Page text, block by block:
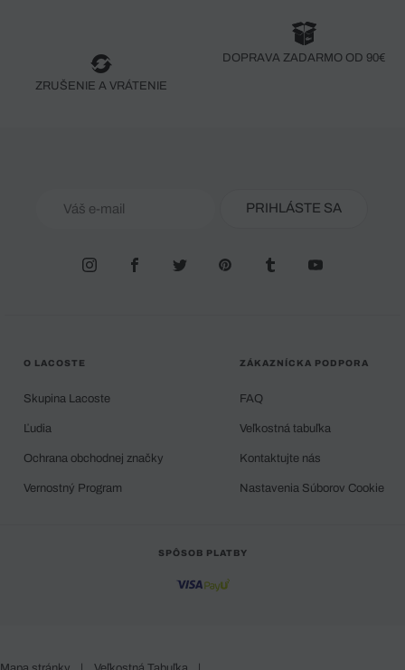
ZRUŠENIE A VRÁTENIE
DOPRAVA ZADARMO OD 90€
PRIHLÁSTE SA
O LACOSTE
Skupina Lacoste
Ľudia
Ochrana obchodnej značky
Vernostný Program
ZÁKAZNÍCKA PODPORA
FAQ
Veľkostná tabuľka
Kontaktujte nás
Nastavenia Súborov Cookie
SPÔSOB PLATBY